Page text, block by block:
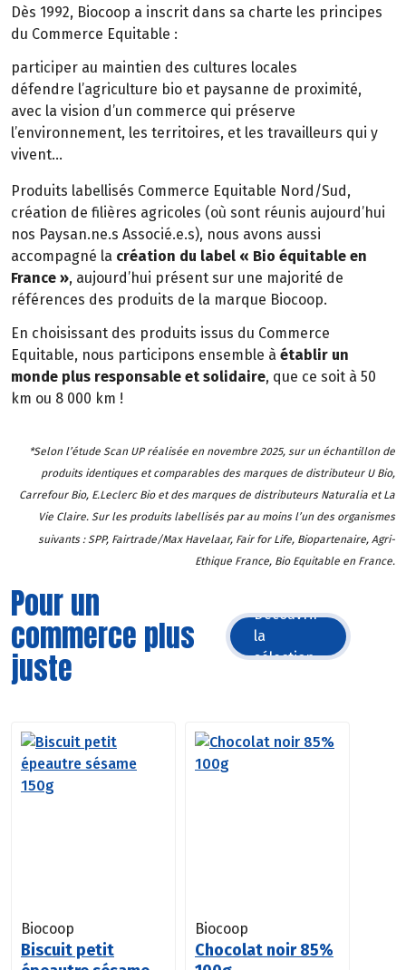
Dès 1992, Biocoop a inscrit dans sa charte les principes
du Commerce Equitable :
participer au maintien des cultures locales
défendre l’agriculture bio et paysanne de proximité,
avec la vision d’un commerce qui préserve
l’environnement, les territoires, et les travailleurs qui y
vivent…
Produits labellisés Commerce Equitable Nord/Sud,
création de filières agricoles (où sont réunis aujourd’hui
nos Paysan.ne.s Associé.e.s), nous avons aussi
accompagné la création du label « Bio équitable en
France », aujourd’hui présent sur une majorité de
références des produits de la marque Biocoop.
En choisissant des produits issus du Commerce
Equitable, nous participons ensemble à établir un
monde plus responsable et solidaire, que ce soit à 50
km ou 8 000 km !
*Selon l’étude Scan UP réalisée en novembre 2025, sur un échantillon de
produits identiques et comparables des marques de distributeur U Bio,
Carrefour Bio, E.Leclerc Bio et des marques de distributeurs Naturalia et La
Vie Claire. Sur les produits labellisés par au moins l’un des organismes
suivants : SPP, Fairtrade/Max Havelaar, Fair for Life, Biopartenaire, Agri-
Ethique France, Bio Equitable en France.
Pour un
commerce plus
juste
Découvrir
la
sélection
Biocoop
Biscuit petit
Biocoop
Chocolat noir 85%